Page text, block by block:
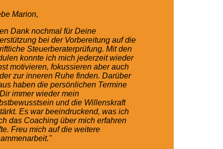
Marion,
Dank nochmal für Deine
bei der Vorbereitung auf die
Steuerberaterprüfung. Mit den
konnte ich mich jederzeit wieder
motivieren, fokussieren aber auch
zur inneren Ruhe finden. Darüber
haben die persönlichen Termine
immer wieder mein
und die Willenskraft
Es war beeindruckend, was ich
das Coaching über mich erfahren
Freu mich auf die weitere